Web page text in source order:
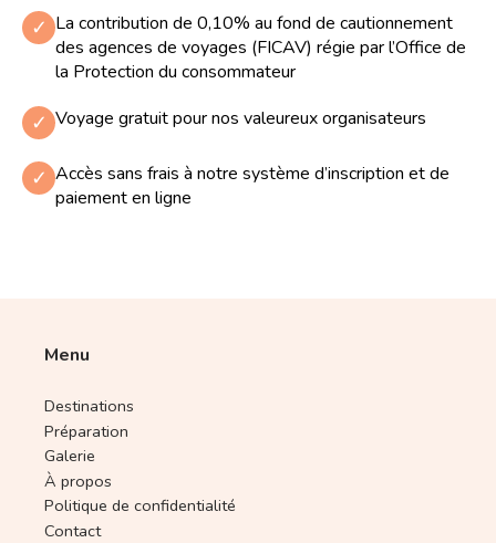
✓ La contribution de 0,10% au fond de cautionnement
des agences de voyages (FICAV) régie par l’Office de
la Protection du consommateur
✓ Voyage gratuit pour nos valeureux organisateurs
✓ Accès sans frais à notre système d’inscription et de
paiement en ligne
Menu
Destinations
Préparation
Galerie
À propos
Politique de confidentialité
Contact